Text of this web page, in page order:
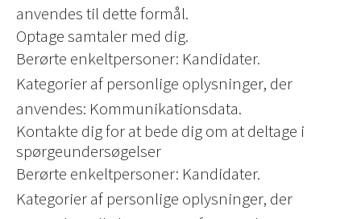
anvendes til dette formål.
Optage samtaler med dig.
Berørte enkeltpersoner: Kandidater.
Kategorier af personlige oplysninger, der
anvendes: Kommunikationsdata.
Kontakte dig for at bede dig om at deltage i
spørgeundersøgelser
Berørte enkeltpersoner: Kandidater.
Kategorier af personlige oplysninger, der